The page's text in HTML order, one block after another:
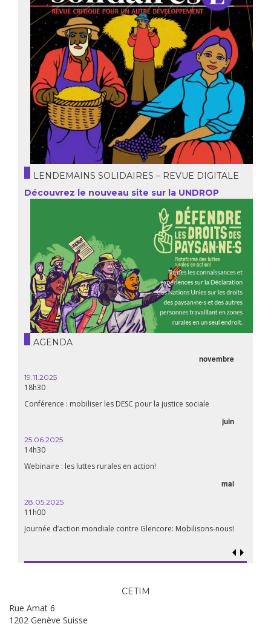
LENDEMAINS SOLIDAIRES – REVUE DIGITALE
Découvrez le nouveau site sur la UNDROP
AGENDA
novembre
19.11.2025
18h30
Conférence : mobiliser les DESC pour la justice sociale
juin
25.06.2025
14h30
Webinaire : les luttes rurales en action!
mai
28.05.2025
11h00
Journée d’action mondiale contre Glencore: Mobilisons-nous!
CETIM
Rue Amat 6
1202 Genève Suisse